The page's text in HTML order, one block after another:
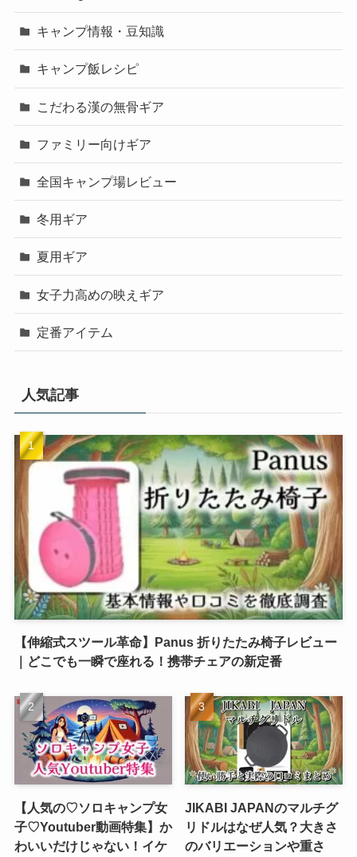
キャンプ情報・豆知識
キャンプ飯レシピ
こだわる漢の無骨ギア
ファミリー向けギア
全国キャンプ場レビュー
冬用ギア
夏用ギア
女子力高めの映えギア
定番アイテム
人気記事
【伸縮式スツール革命】Panus 折りたたみ椅子レビュー
｜どこでも一瞬で座れる！携帯チェアの新定番
【人気の♡ソロキャンプ女
子♡Youtuber動画特集】か
わいいだけじゃない！イケ
JIKABI JAPANのマルチグ
リドルはなぜ人気？大きさ
のバリエーションや重さ